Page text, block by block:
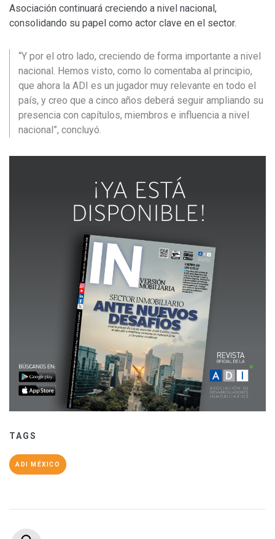
Asociación continuará creciendo a nivel nacional,
consolidando su papel como actor clave en el sector.
“Y por el otro lado, creciendo de forma importante a nivel
nacional. Hemos visto, como lo comentaba al principio,
que ahora la ADI es un jugador muy relevante en todo el
país, y creo que a cinco años deberá seguir ampliando su
presencia con capítulos, miembros e influencia a nivel
nacional”, concluyó.
TAGS
ADI MÉXICO